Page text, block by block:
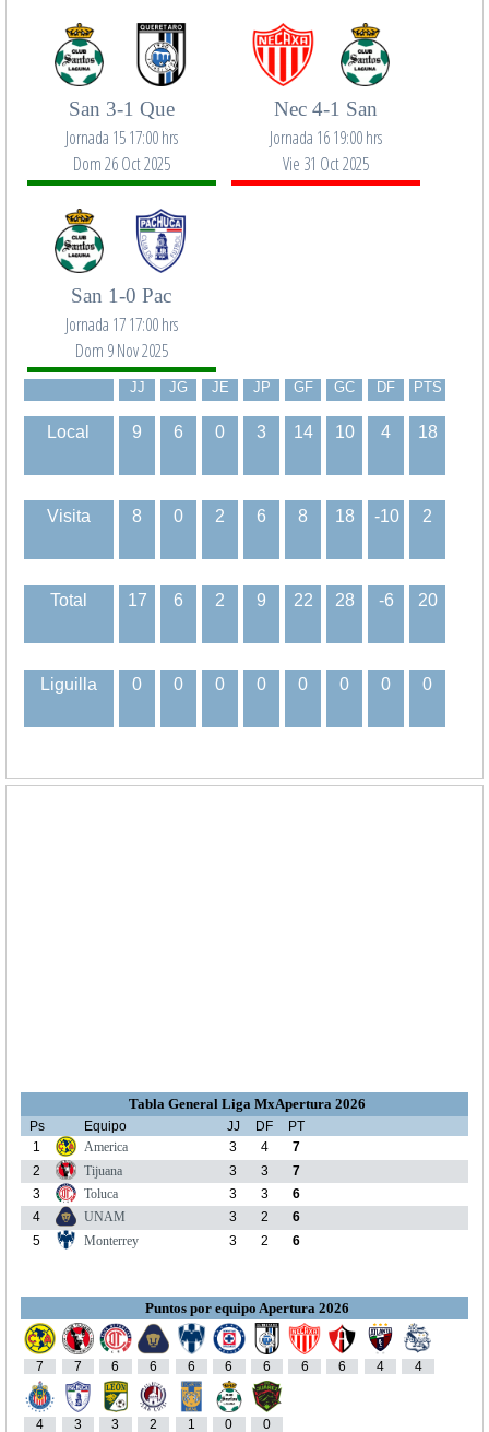
San 3-1 Que
Jornada 15 17:00 hrs
Dom 26 Oct 2025
Nec 4-1 San
Jornada 16 19:00 hrs
Vie 31 Oct 2025
San 1-0 Pac
Jornada 17 17:00 hrs
Dom 9 Nov 2025
JJ JG JE JP GF GC DF PTS
Local 9 6 0 3 14 10 4 18
Visita 8 0 2 6 8 18 -10 2
Total 17 6 2 9 22 28 -6 20
Liguilla 0 0 0 0 0 0 0 0
Tabla General Liga MxApertura 2026
Ps Equipo JJ DF
PT
1
America 3 4
7
2
Tijuana 3 3
7
3
Toluca 3 3
6
4
UNAM 3 2
6
5
Monterrey 3 2 6
Puntos por equipo Apertura 2026
7 7 6 6 6 6 6 6 6 4 4
4 3 3 2 1 0 0